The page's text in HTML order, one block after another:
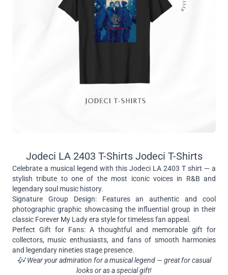
Jodeci LA 2403 T-Shirts Jodeci T-Shirts
Celebrate a musical legend with this Jodeci LA 2403 T shirt — a
stylish tribute to one of the most iconic voices in R&B and
legendary soul music history.
Signature Group Design: Features an authentic and cool
photographic graphic showcasing the influential group in their
classic Forever My Lady era style for timeless fan appeal.
Perfect Gift for Fans: A thoughtful and memorable gift for
collectors, music enthusiasts, and fans of smooth harmonies
and legendary nineties stage presence.
🎶 Wear your admiration for a musical legend — great for casual
looks or as a special gift!